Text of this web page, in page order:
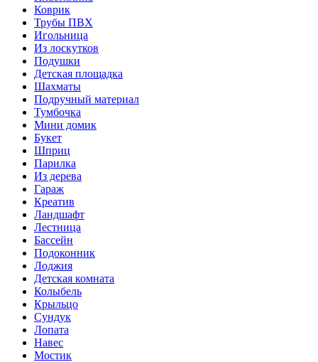
Коврик
Трубы ПВХ
Игольница
Из лоскутков
Подушки
Детская площадка
Шахматы
Подручный материал
Тумбочка
Мини домик
Букет
Шприц
Парилка
Из дерева
Гараж
Креатив
Ландшафт
Лестница
Бассейн
Подоконник
Лоджия
Детская комната
Колыбель
Крыльцо
Сундук
Лопата
Навес
Мостик